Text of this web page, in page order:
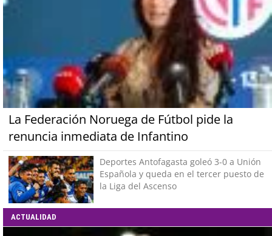
La Federación Noruega de Fútbol pide la
renuncia inmediata de Infantino
Deportes Antofagasta goleó 3-0 a Unión
Española y queda en el tercer puesto de
la Liga del Ascenso
ACTUALIDAD